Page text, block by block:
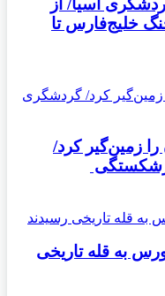
آسیا/ از
خلیج‌فارس تا
زمین‌گیر کرد/
به قله تاریخی